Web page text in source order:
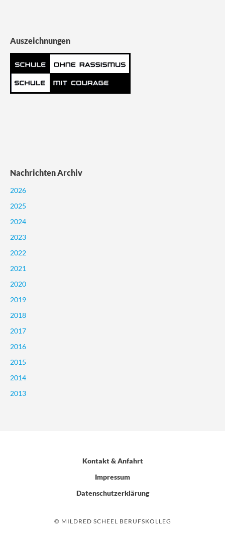
Auszeichnungen
Nachrichten Archiv
2026
2025
2024
2023
2022
2021
2020
2019
2018
2017
2016
2015
2014
2013
Kontakt & Anfahrt
Impressum
Datenschutzerklärung
© MILDRED SCHEEL BERUFSKOLLEG